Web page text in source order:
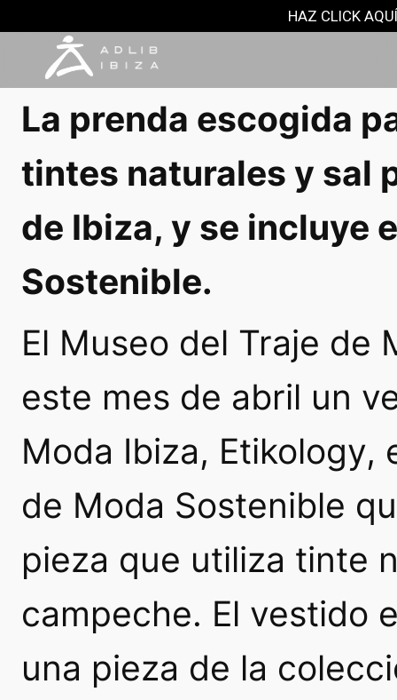
HAZ CLICK
La prenda escogida
tintes naturales y sal
de Ibiza, y se incluye
Sostenible.
El Museo del Traje de
este mes de abril un
Moda Ibiza, Etikology,
de Moda Sostenible
pieza que utiliza tinte
campeche. El vestido
una pieza de la